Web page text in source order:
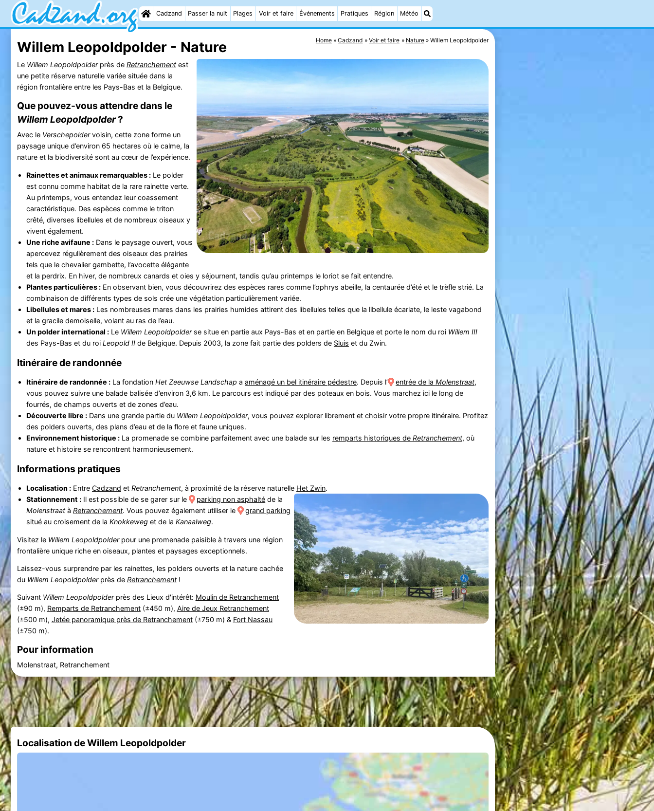
Cadzand Passer la nuit Plages Voir et faire Événements Pratiques Région Météo
Home Cadzand Voir et faire Nature Willem Leopoldpolder
Willem Leopoldpolder - Nature
Le Willem Leopoldpolderprès de Retranchementest
une petite réserve naturelle variée située dans la
région frontalière entre les Pays-Bas et la Belgique.
Que pouvez-vous attendre dans le
Willem Leopoldpolder?
Avec le Verschepoldervoisin, cette zone forme un
paysage unique d’environ 65 hectares où le calme, la
nature et la biodiversité sont au cœur de l’expérience.
Rainettes et animaux remarquables :Le polder
est connu comme habitat de la rare rainette verte.
Au printemps, vous entendez leur coassement
caractéristique. Des espèces comme le triton
crêté, diverses libellules et de nombreux oiseaux y
vivent également.
Une riche avifaune :Dans le paysage ouvert, vous
apercevez régulièrement des oiseaux des prairies
tels que le chevalier gambette, l’avocette élégante
et la perdrix. En hiver, de nombreux canards et oies y séjournent, tandis qu’au printemps le loriot se fait entendre.
Plantes particulières :En observant bien, vous découvrirez des espèces rares comme l’ophrys abeille, la centaurée d’été et le trèfle strié. La
combinaison de différents types de sols crée une végétation particulièrement variée.
Libellules et mares :Les nombreuses mares dans les prairies humides attirent des libellules telles que la libellule écarlate, le leste vagabond
et la gracile demoiselle, volant au ras de l’eau.
Un polder international :Le Willem Leopoldpolderse situe en partie aux Pays-Bas et en partie en Belgique et porte le nom du roi Willem III
des Pays-Bas et du roi Leopold IIde Belgique. Depuis 2003, la zone fait partie des polders de Sluis et du Zwin.
Itinéraire de randonnée
Itinéraire de randonnée :La fondation Het Zeeuwse Landschap a aménagé un bel itinéraire pédestre. Depuis l’ entrée de laMolenstraat,
vous pouvez suivre une balade balisée d’environ 3,6 km. Le parcours est indiqué par des poteaux en bois. Vous marchez ici le long de
fourrés, de champs ouverts et de zones d’eau.
Découverte libre :Dans une grande partie du Willem Leopoldpolder, vous pouvez explorer librement et choisir votre propre itinéraire. Profitez
des polders ouverts, des plans d’eau et de la flore et faune uniques.
Environnement historique :La promenade se combine parfaitement avec une balade sur les remparts historiques de Retranchement, où
nature et histoire se rencontrent harmonieusement.
Informations pratiques
Localisation :Entre Cadzand et Retranchement, à proximité de la réserve naturelle Het Zwin.
Stationnement :Il est possible de se garer sur le parking non asphalté de la
Molenstraatà Retranchement. Vous pouvez également utiliser le
grand parking
situé au croisement de la Knokkeweget de la Kanaalweg.
Visitez le Willem Leopoldpolderpour une promenade paisible à travers une région
frontalière unique riche en oiseaux, plantes et paysages exceptionnels.
Laissez-vous surprendre par les rainettes, les polders ouverts et la nature cachée
du Willem Leopoldpolderprès de Retranchement!
Suivant Willem Leopoldpolderprès des Lieux d'intérêt: Moulin de Retranchement
(±90 m), Remparts de Retranchement(±450 m), Aire de Jeux Retranchement
(±500 m), Jetée panoramique près de Retranchement(±750 m) & Fort Nassau
(±750 m).
Pour information
Molenstraat, Retranchement
Localisation de Willem Leopoldpolder